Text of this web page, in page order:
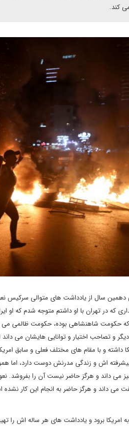
کند.
دهمین سال از یادداشت های متوالی سرکیس
که در تهران با او داشتم متوجه شدم که او
حکومت شاهنشاهی بوده، حکومت ظالمی می
و تصاحب اختیار و توانایی هایشان می داند
و با مقام های مختلف فعلی و سابق
اش و زندگی مدرنش دوست دارد، اما
می داند و هرگز حاضر نیست آن را بفروشد.
می داند و هرگز حاضر به انجام این کار
برود و یادداشت های هر ساله اش را